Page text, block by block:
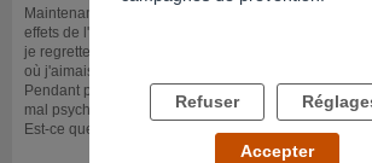
Maintenant ça va mieux mais dès que je suis en
effets de l'alcool ou de la drogue montés je stress.
je regrette les soirées d'avant mon bad trip où j'étais
où j'aimais cet état mais je pense qu'il faut que je
Pendant plusieurs jours après une soirée je me
mal psychologiquement, je suis anxieuse et triste.
Est-ce que vous avez des conseils ? Merci de votre
Refuser
Accepter